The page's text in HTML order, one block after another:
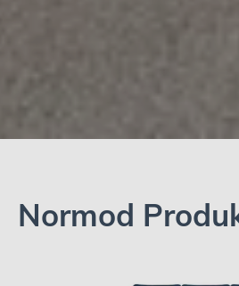
Normod